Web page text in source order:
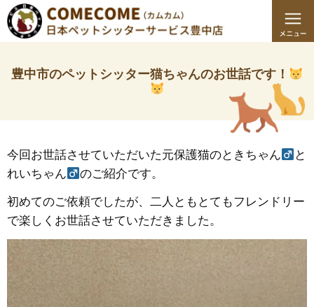
豊中市のペットシッター猫ちゃんのお世話です！
今回お世話させていただいた元保護猫のときちゃん
と
れいちゃん
のご紹介です。
初めてのご依頼でしたが、二人ともとてもフレンドリー
で楽しくお世話させていただきました。